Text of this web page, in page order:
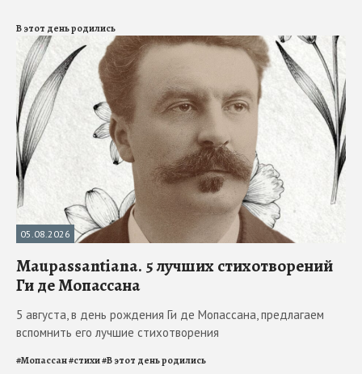
В этот день родились
05.08.2026
Maupassantiana. 5 лучших стихотворений
Ги де Мопассана
5 августа, в день рождения Ги де Мопассана, предлагаем
вспомнить его лучшие стихотворения
#Мопассан#стихи#В этот день родились